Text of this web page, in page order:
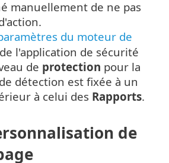
manuellement de ne pas
du moteur de
de l'application de sécurité
de protection pour la
détection est fixée à un
à celui des Rapports.
de